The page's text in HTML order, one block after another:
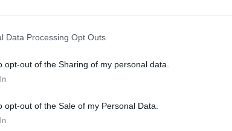
Data Processing Opt Outs
opt-out of the Sharing of my personal data.
opt-out of the Sale of my Personal Data.
πρόσβαση στο αστυνομικό τμήμα της
γραφείο του Γενικού Εισαγγελέα μέσω του
ήταν πιο κοντά στον Λένον την εποχή της
εξετάζει επίσης προσεκτικά τα κίνητρα του